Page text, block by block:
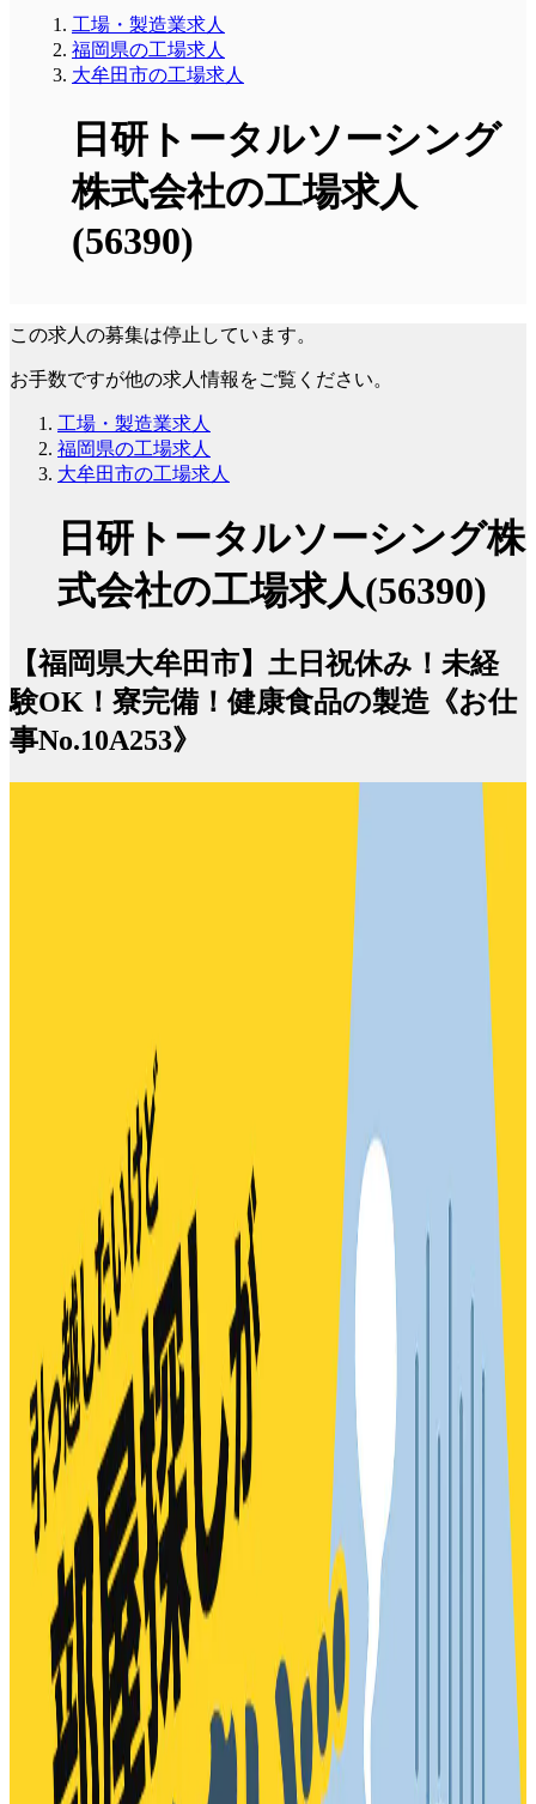
工場・製造業求人
福岡県の工場求人
大牟田市の工場求人
日研トータルソーシング
株式会社の工場求人
(56390)
この求人の募集は停止しています。
お手数ですが他の求人情報をご覧ください。
工場・製造業求人
福岡県の工場求人
大牟田市の工場求人
日研トータルソーシング株
式会社の工場求人(56390)
【福岡県大牟田市】土日祝休み！未経
験OK！寮完備！健康食品の製造《お仕
事No.10A253》